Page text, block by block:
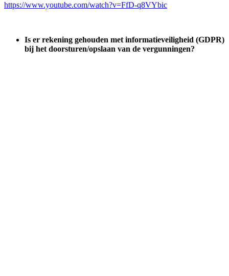
https://www.youtube.com/watch?v=FfD-q8VYbic
Is er rekening gehouden met informatieveiligheid (GDPR)
bij het doorsturen/opslaan van de vergunningen?